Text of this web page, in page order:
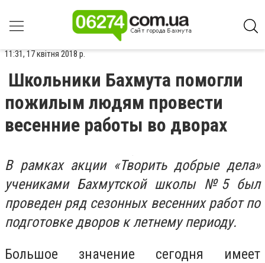
11:31, 17 квітня 2018 р.
Школьники Бахмута помогли
пожилым людям провести
весенние работы во дворах
В рамках акции «Творить добрые дела»
учениками Бахмутской школы №5 был
проведен ряд сезонных весенних работ по
подготовке дворов к летнему периоду.
Большое значение сегодня имеет